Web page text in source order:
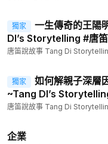
獨家
一生傳奇的王陽
DI’s Storytelling #唐
Storytelling ,#生活, #
唐笛說故事 Tang Di
獨家
如何解親子深層
~Tang DI’s
Storytelling ,#生活, #
唐笛說故事 Tang Di
企業